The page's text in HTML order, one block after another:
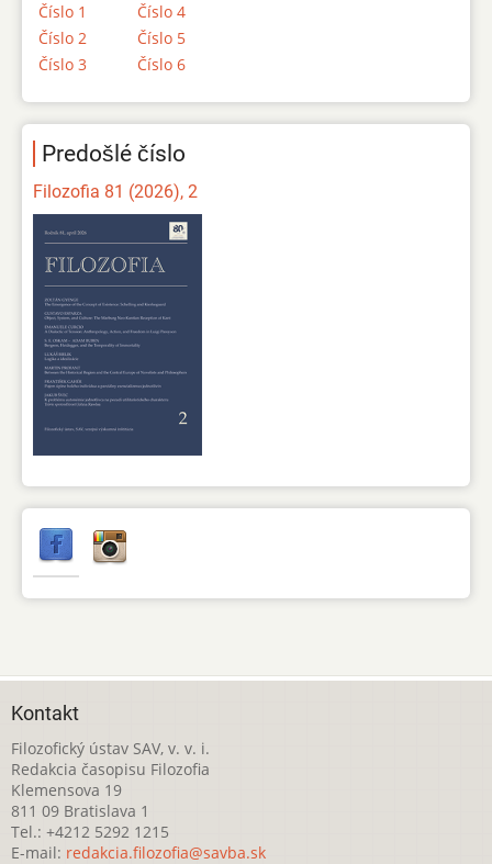
Číslo 1
Číslo 2
Číslo 3
Číslo 4
Číslo 5
Číslo 6
Predošlé číslo
Filozofia 81 (2026), 2
Kontakt
Filozofický ústav SAV, v. v. i.
Redakcia časopisu Filozofia
Klemensova 19
811 09 Bratislava 1
Tel.: +4212 5292 1215
E-mail: redakcia.filozofia@savba.sk